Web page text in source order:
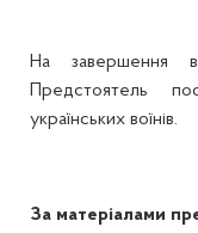
На завершення
Предстоятель
українських воїнів.
За матеріалами